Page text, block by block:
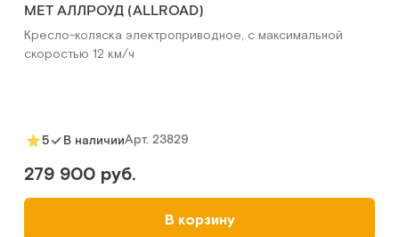
MET АЛЛРОУД (ALLROAD)
Кресло-коляска электроприводное, с максимальной
скоростью 12 км/ч
5 В наличииАрт. 23829
279 900 руб.
В корзину